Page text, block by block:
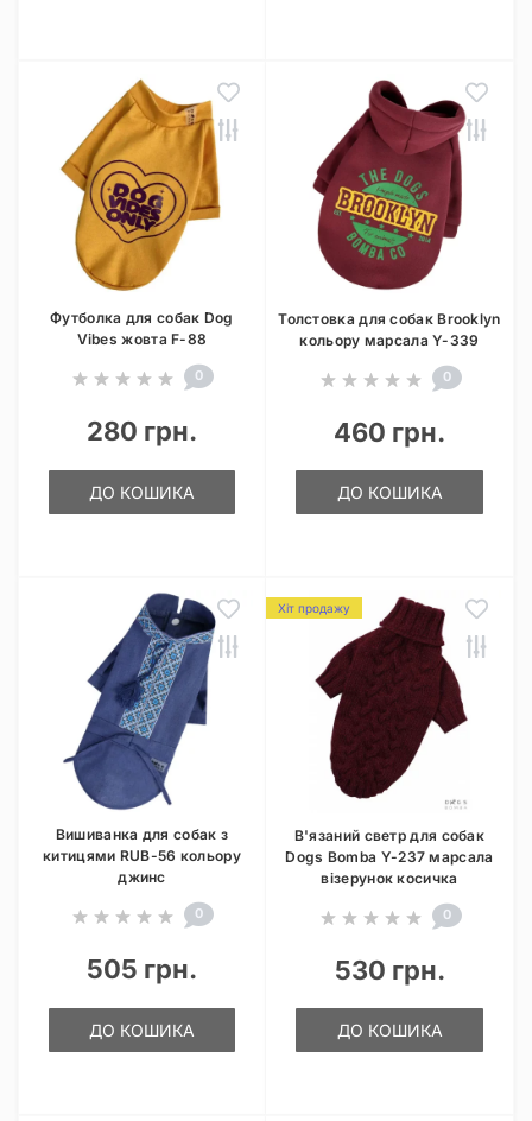
Футболка для собак Dog
Vibes жовта F-88
0
280 грн.
ДО КОШИКА
Толстовка для собак Brooklyn
кольору марсала Y-339
0
460 грн.
ДО КОШИКА
Вишиванка для собак з
китицями RUB-56 кольору
джинс
0
505 грн.
ДО КОШИКА
Хіт продажу
В'язаний светр для собак
Dogs Bomba Y-237 марсала
візерунок косичка
0
530 грн.
ДО КОШИКА